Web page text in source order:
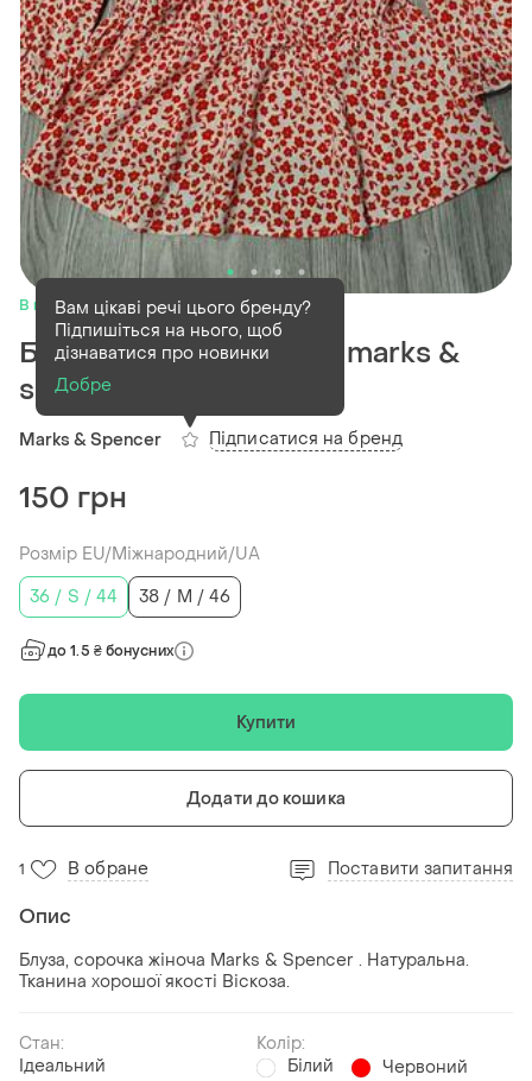
В наявності1 шт
Блуза, сорочка жіноча marks &
spencer
Marks & Spencer
Вам цікаві речі цього бренду?
Підпишіться на нього, щоб
дізнаватися про новинки
Добре
Підписатися на бренд
150 грн
Розмір EU/Міжнародний/UA
36 / S / 44
38 / M / 46
до 1.5 ₴ бонусних
Купити
Додати до кошика
1 В обране Поставити запитання
Опис
Блуза, сорочка жіноча Marks & Spencer . Натуральна.
Тканина хорошої якості Віскоза.
Стан:
Ідеальний
Колір:
Білий
Червоний